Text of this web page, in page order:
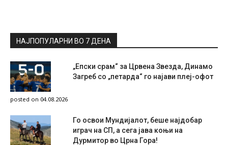
НАЈПОПУЛАРНИ ВО 7 ДЕНА
„Епски срам“ за Црвена Звезда, Динамо
Загреб со „петарда“ го најави плеј-офот
posted on 04.08.2026
Го освои Мундијалот, беше најдобар
играч на СП, а сега јава коњи на
Дурмитор во Црна Гора!